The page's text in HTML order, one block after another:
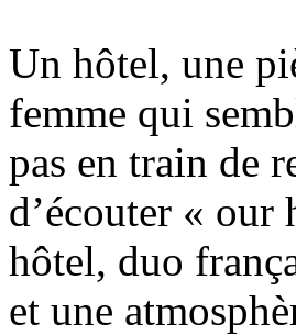
Un hôtel, une
femme qui
pas en train de
d’écouter « our
hôtel, duo
et une